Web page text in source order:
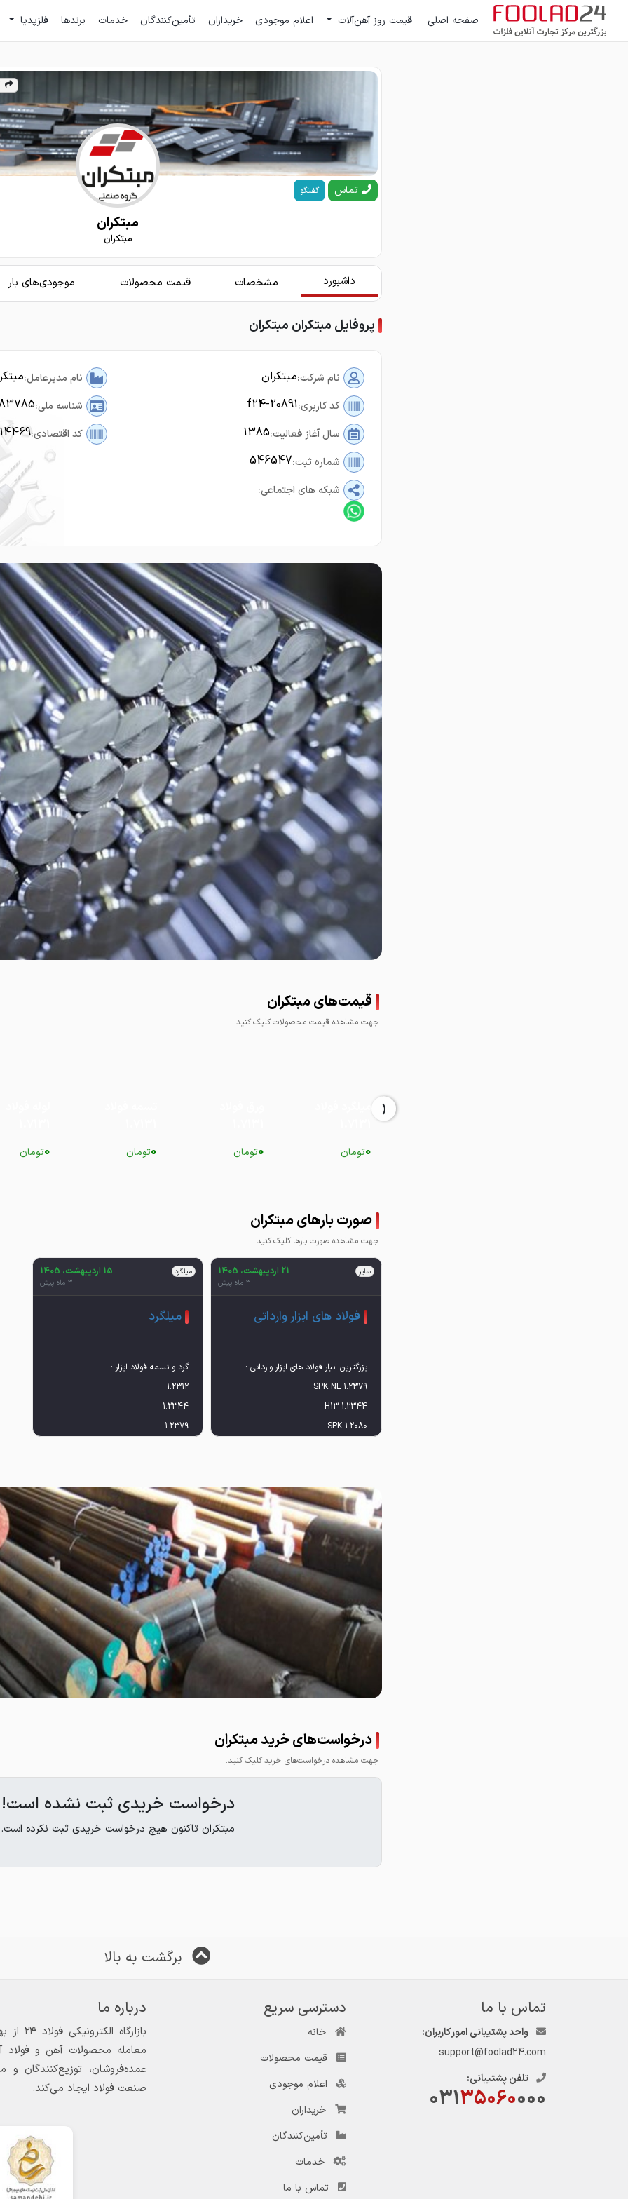
صفحه اصلی قیمت روز آهن‌آلات اعلام موجودی خریداران تأمین‌کنندگان خدمات برندها فلزپدیا
تماس گفتگو
مبتکران
مبتکران
داشبورد مشخصات قیمت محصولات موجودی‌های بار
پروفایل مبتکران مبتکران
نام شرکت:مبتکران نام مدیرعامل:
کد کاربری:f24-20891 شناسه ملی:
سال آغاز فعالیت:1385 کد اقتصادی:
شماره ثبت:546547
شبکه های اجتماعی:
قیمت‌های مبتکران
جهت مشاهده قیمت محصولات کلیک کنید.
0تومان 0تومان 0تومان 0تومان
‹
صورت بارهای مبتکران
جهت مشاهده صورت بارها کلیک کنید.
سایر 21 اردیبهشت، 1405
3 ماه پیش
فولاد های ابزار وارداتی
09962909071
میلگرد 15 اردیبهشت، 1405
3 ماه پیش
میلگرد
1.6580
1.6582
*گرد ck45
و
*گرد Mo40
قیمت رقباتی
مومیوند
درخواست‌های خرید مبتکران
جهت مشاهده درخواست‌های خرید کلیک کنید.
درخواست خریدی ثبت نشده است!
مبتکران تاکنون هیچ درخواست خریدی ثبت نکرده است.
برگشت به بالا
تماس با ما
واحد پشتیبانی امور کاربران:
support@foolad24.com
تلفن پشتیبانی:
03135060000
دسترسی سریع
خانه
قیمت محصولات
اعلام موجودی
خریداران
تأمین‌کنندگان
خدمات
تماس با ما
درباره ما
معامله محصولات آهن و فولاد
عمده‌فروشان، توزیع‌کنندگان
صنعت فولاد ایجاد می‌کند.